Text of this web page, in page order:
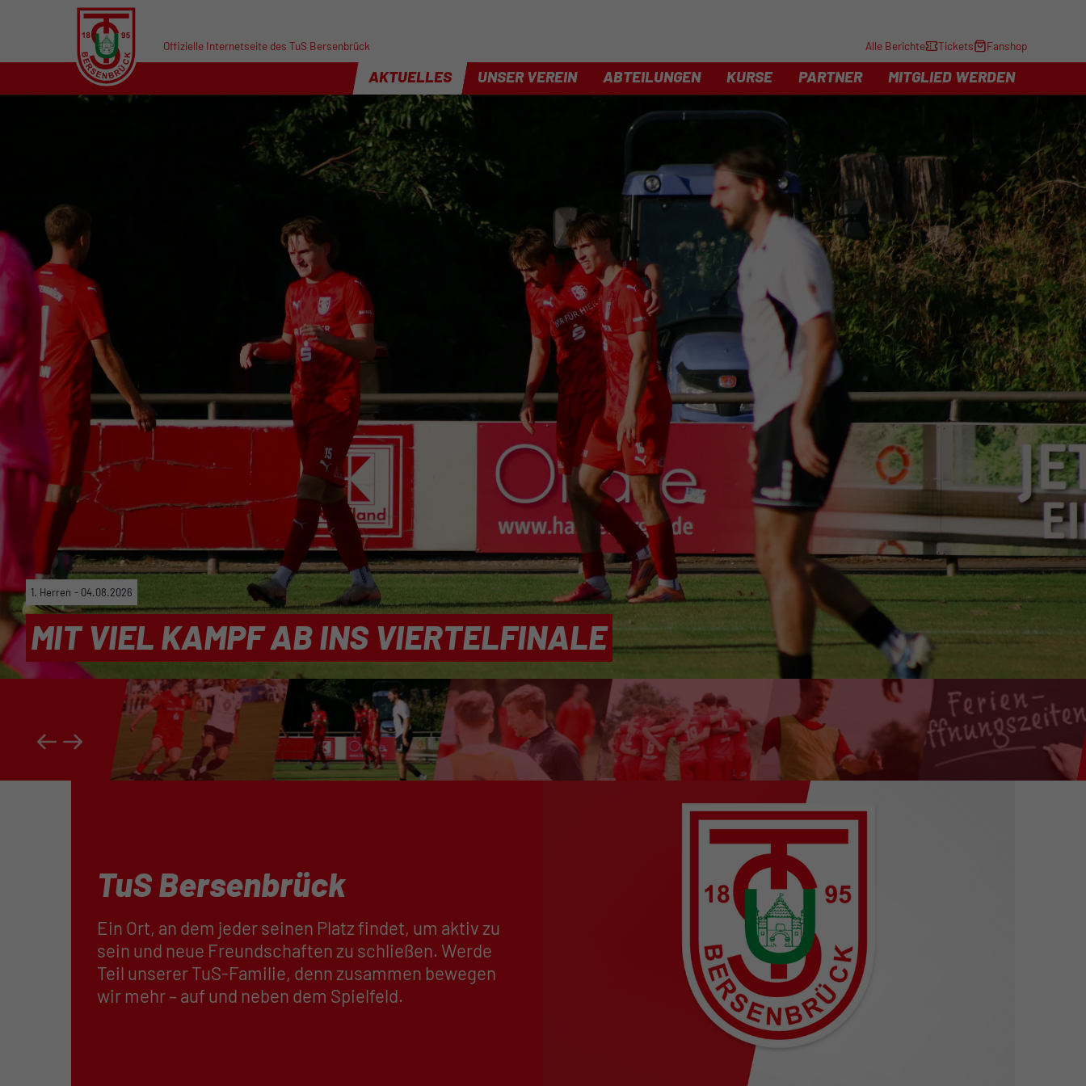
Offizielle Internetseite des TuS Bersenbrück Alle Berichte Tickets Fanshop
AKTUELLES UNSER VEREIN ABTEILUNGEN KURSE PARTNER MITGLIED WERDEN
1. Herren-31.07.2026
AUSBLICK AUF EINEN ANSPRUCHSVOLLEN
SAISONSTART
TuS Bersenbrück
Ein Ort, an dem jeder seinen Platz findet, um aktiv zu
sein und neue Freundschaften zu schließen. Werde
Teil unserer TuS-Familie, denn zusammen bewegen
wir mehr – auf und neben dem Spielfeld.